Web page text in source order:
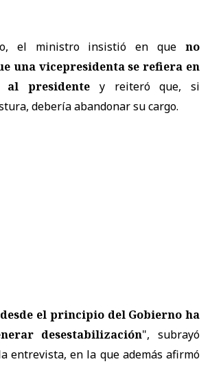
el ministro insistió en que no
una vicepresidenta se refiera en
al presidente y reiteró que, si
debería abandonar su cargo.
el principio del Gobierno ha
desestabilización", subrayó
entrevista, en la que además afirmó